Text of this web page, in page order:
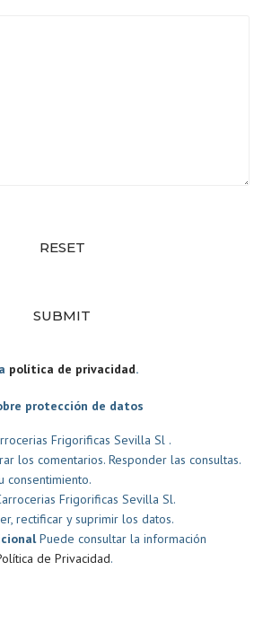
RESET
SUBMIT
política de privacidad.
protección de datos
Frigorificas Sevilla Sl .
los comentarios. Responder las consultas.
consentimiento.
Frigorificas Sevilla Sl.
rectificar y suprimir los datos.
Puede consultar la información
de Privacidad.